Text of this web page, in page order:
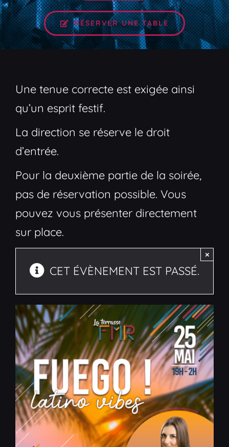
RÉSERVER UNE TABLE
Une tenue correcte est exigée ainsi
qu’un esprit festif.
La direction se réserve le droit
d’entrée.
Pour la deuxième partie de la soirée,
pas de réservation possible. Vous
pouvez vous présenter directement
sur place.
CET ÉVÈNEMENT EST PASSÉ.
×